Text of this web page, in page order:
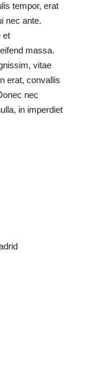
tempor, erat
nec ante.
et
massa.
vitae
erat, convallis
nec
in imperdiet